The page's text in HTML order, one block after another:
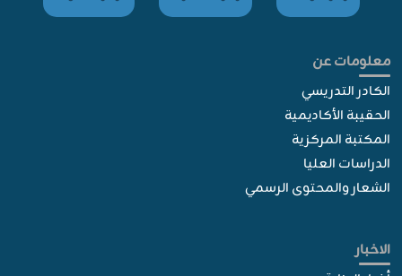
معلومات عن
الكادر التدريسي
الحقيبة الأكاديمية
المكتبة المركزية
الدراسات العليا
الشعار والمحتوى الرسمي
الاخبار